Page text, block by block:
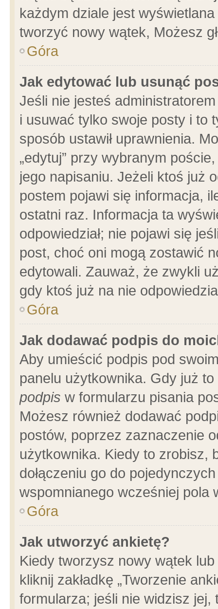
każdym dziale jest
tworzyć nowy wątek, Możesz
Góra
Jak edytować lub usunąć
Jeśli nie jesteś
i usuwać tylko swoje posty i to
sposób ustawił uprawnienia.
„edytuj” przy wybranym
jego napisaniu. Jeżeli ktoś już
postem pojawi się informacja,
ostatni raz. Informacja ta
odpowiedział; nie pojawi się
post, choć oni mogą zostawić
edytowali. Zauważ, że zwykli
gdy ktoś już na nie
Góra
Jak dodawać podpis do
Aby umieścić podpis pod
panelu użytkownika. Gdy już
podpis w formularzu pisania
Możesz również dodawać
postów, poprzez zaznaczenie
użytkownika. Kiedy to zrobisz,
dołączeniu go do
wspomnianego wcześniej pola
Góra
Jak utworzyć ankietę?
Kiedy tworzysz nowy wątek
kliknij zakładkę „Tworzenie
formularza; jeśli nie widzisz